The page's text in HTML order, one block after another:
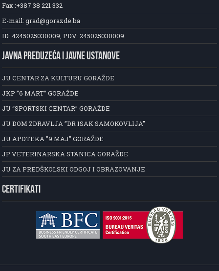
Fax :+387 38 221 332
E-mail: grad@gorazde.ba
ID: 4245025030009, PDV: 245025030009
JAVNA PREDUZEĆA I JAVNE USTANOVE
JU CENTAR ZA KULTURU GORAŽDE
JKP ”6 MART” GORAŽDE
JU “SPORTSKI CENTAR” GORAŽDE
JU DOM ZDRAVLJA ”DR ISAK SAMOKOVLIJA”
JU APOTEKA ”9 MAJ” GORAŽDE
JP VETERINARSKA STANICA GORAŽDE
JU ZA PREDŠKOLSKI ODGOJ I OBRAZOVANJE
CERTIFIKATI